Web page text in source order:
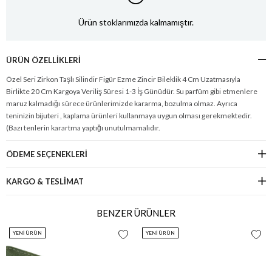
Ürün stoklarımızda kalmamıştır.
ÜRÜN ÖZELLIKLERI
Özel Seri Zirkon Taşlı Silindir Figür Ezme Zincir Bileklik 4 Cm Uzatmasıyla
Birlikte 20 Cm Kargoya Veriliş Süresi 1-3 İş Günüdür. Su parfüm gibi etmenlere
maruz kalmadığı sürece ürünlerimizde kararma, bozulma olmaz. Ayrıca
teninizin bijuteri , kaplama ürünleri kullanmaya uygun olması gerekmektedir.
(Bazı tenlerin karartma yaptığı unutulmamalıdır.
ÖDEME SEÇENEKLERI
KARGO & TESLİMAT
BENZER ÜRÜNLER
YENI ÜRÜN YENI ÜRÜN